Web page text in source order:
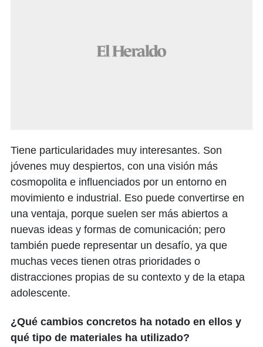
Tiene particularidades muy interesantes. Son
jóvenes muy despiertos, con una visión más
cosmopolita e influenciados por un entorno en
movimiento e industrial. Eso puede convertirse en
una ventaja, porque suelen ser más abiertos a
nuevas ideas y formas de comunicación; pero
también puede representar un desafío, ya que
muchas veces tienen otras prioridades o
distracciones propias de su contexto y de la etapa
adolescente.
¿Qué cambios concretos ha notado en ellos y
qué tipo de materiales ha utilizado?